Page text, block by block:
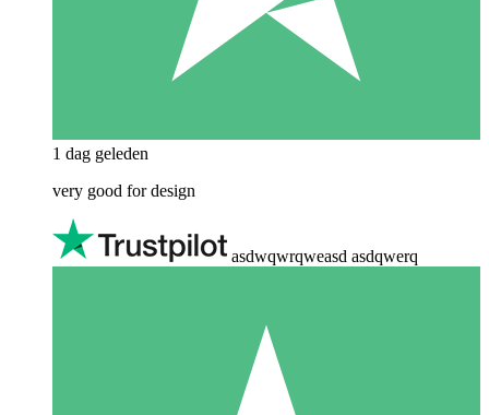
1 dag geleden
very good for design
asdwqwrqweasd asdqwerq